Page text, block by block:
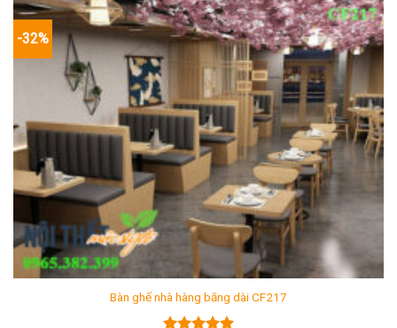
-32%
Bàn ghế nhà hàng băng dài CF217